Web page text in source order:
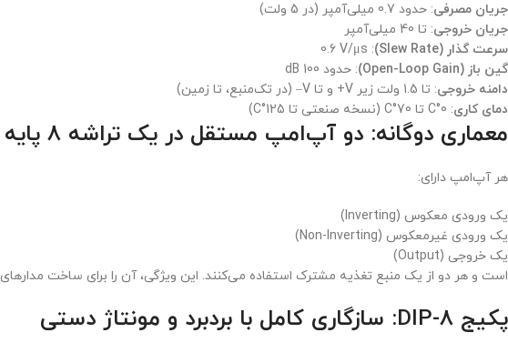
جریان مصرفی: حدود 0.7 میلی‌آمپر (در 5 ولت)
جریان خروجی: تا 40 میلی‌آمپر
سرعت گذار (Slew Rate)
: 0.6 V/μs
گین باز (Open-Loop Gain)
: حدود 100 dB
دامنه خروجی: تا 1.5 ولت زیر V+ و تا V– (در تک‌منبع، تا زمین)
دمای کاری: 0°C تا 70°C (نسخه صنعتی تا 125°C)
معماری دوگانه: دو آپ‌امپ مستقل در یک تراشه 8 پایه
هر آپ‌امپ دارای:
یک ورودی معکوس (Inverting)
یک ورودی غیرمعکوس (Non-Inverting)
یک خروجی (Output)
است و هر دو از یک منبع تغذیه مشترک استفاده می‌کنند. این ویژگی، آن را برای ساخت مدارهای
پکیج DIP-8: سازگاری کامل با بردبرد و مونتاژ دستی